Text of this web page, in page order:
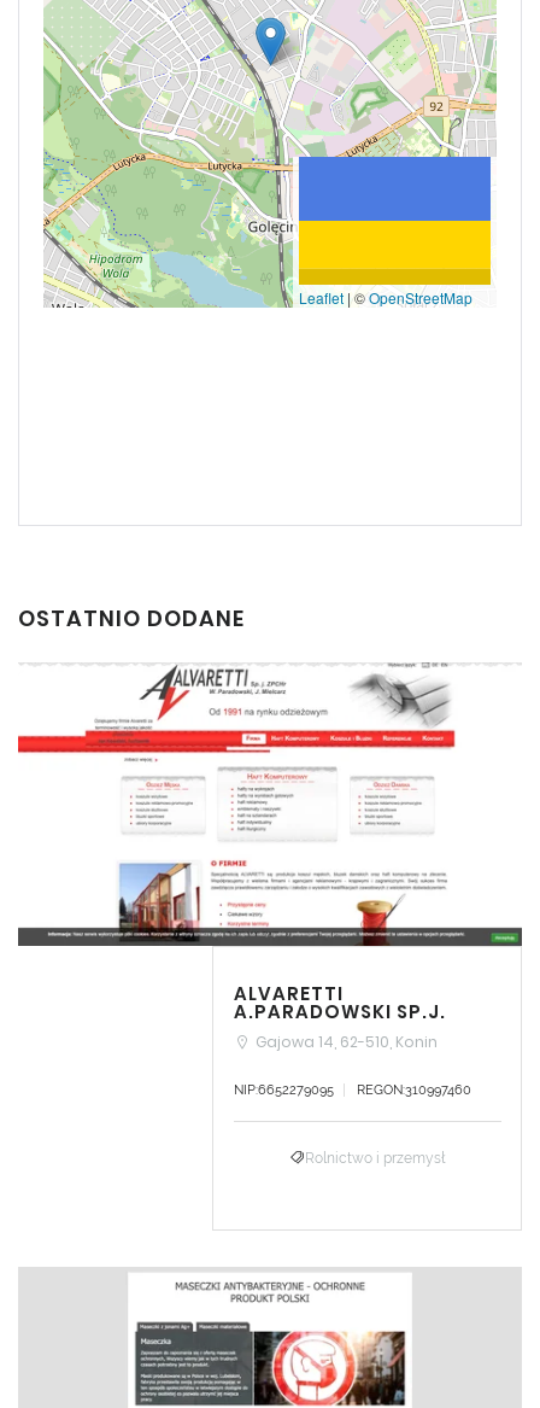
Leaflet |©OpenStreetMap
OSTATNIO DODANE
ALVARETTI
A.PARADOWSKI SP.J.
Gajowa 14, 62-510, Konin
NIP:6652279095 REGON:310997460
Rolnictwo i przemysł